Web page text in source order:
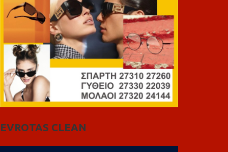
EVROTAS CLEAN